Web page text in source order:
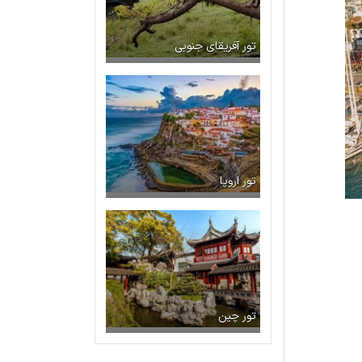
تور آفریقای جنوبی
تور اروپا
تور چین